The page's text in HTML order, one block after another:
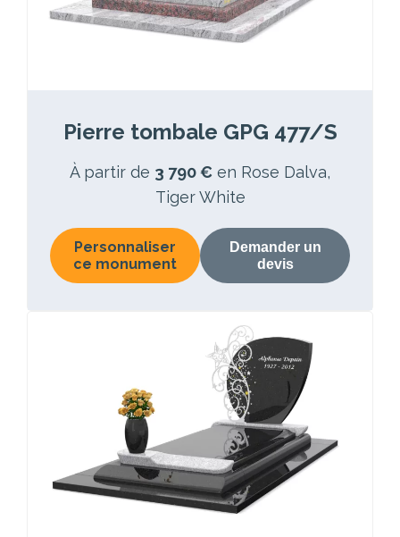
Pierre tombale GPG 477/S
À partir de 3 790 € en Rose Dalva,
Tiger White
Personnaliser
ce monument
Demander un
devis